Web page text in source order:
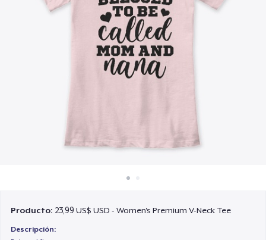
Venda en todas partes
Venda lo que sea
Producto: 23,99 US$ USD - Women's Premium V-Neck Tee
Descripción: